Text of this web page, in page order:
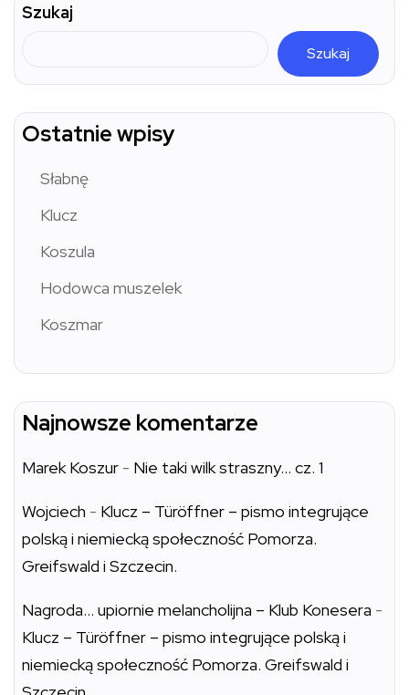
Szukaj
Szukaj
Ostatnie wpisy
Słabnę
Klucz
Koszula
Hodowca muszelek
Koszmar
Najnowsze komentarze
Marek Koszur - Nie taki wilk straszny… cz. 1
Wojciech - Klucz – Türöffner – pismo integrujące
polską i niemiecką społeczność Pomorza.
Greifswald i Szczecin.
Nagroda… upiornie melancholijna – Klub Konesera -
Klucz – Türöffner – pismo integrujące polską i
niemiecką społeczność Pomorza. Greifswald i